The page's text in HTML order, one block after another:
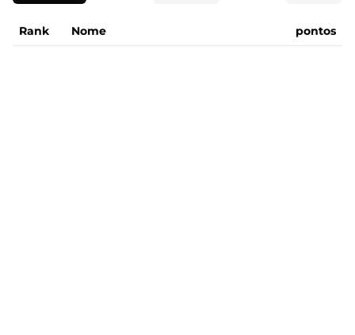
Rank Nome pontos